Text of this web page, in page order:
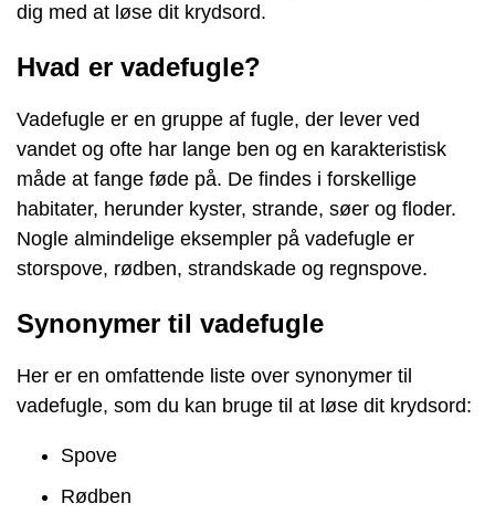
dig med at løse dit krydsord.
Hvad er vadefugle?
Vadefugle er en gruppe af fugle, der lever ved
vandet og ofte har lange ben og en karakteristisk
måde at fange føde på. De findes i forskellige
habitater, herunder kyster, strande, søer og floder.
Nogle almindelige eksempler på vadefugle er
storspove, rødben, strandskade og regnspove.
Synonymer til vadefugle
Her er en omfattende liste over synonymer til
vadefugle, som du kan bruge til at løse dit krydsord:
Spove
Rødben